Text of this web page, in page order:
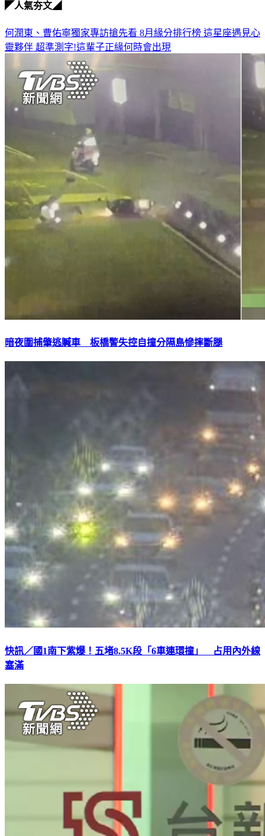
◤人氣夯文◢
何潤東、曹佑寧獨家專訪搶先看 8月緣分排行榜 這星座遇見心
靈夥伴 超準測字!這輩子正緣何時會出現
暗夜圍捕肇逃贓車 板橋警失控自撞分隔島慘摔斷腿
快訊／國1南下紫爆！五堵8.5K段「6車連環撞」 占用內外線
塞滿